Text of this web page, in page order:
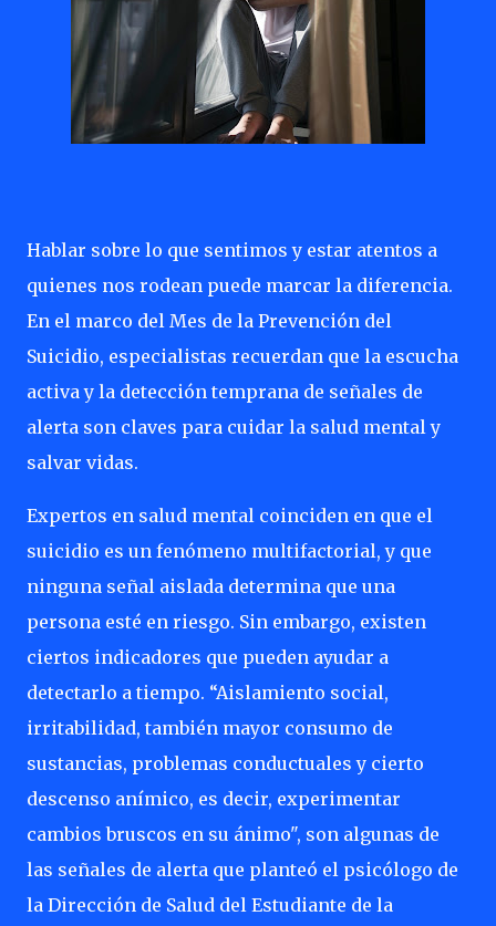
Hablar sobre lo que sentimos y estar atentos a
quienes nos rodean puede marcar la diferencia.
En el marco del Mes de la Prevención del
Suicidio, especialistas recuerdan que la escucha
activa y la detección temprana de señales de
alerta son claves para cuidar la salud mental y
salvar vidas.
Expertos en salud mental coinciden en que el
suicidio es un fenómeno multifactorial, y que
ninguna señal aislada determina que una
persona esté en riesgo. Sin embargo, existen
ciertos indicadores que pueden ayudar a
detectarlo a tiempo. “Aislamiento social,
irritabilidad, también mayor consumo de
sustancias, problemas conductuales y cierto
descenso anímico, es decir, experimentar
cambios bruscos en su ánimo", son algunas de
las señales de alerta que planteó el psicólogo de
la Dirección de Salud del Estudiante de la